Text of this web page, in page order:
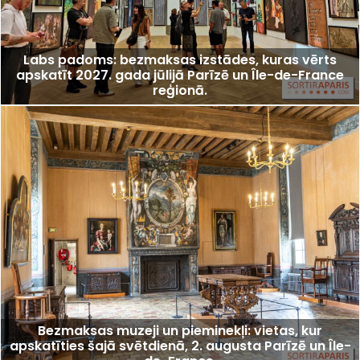
Labs padoms: bezmaksas izstādes, kuras vērts
apskatīt 2027. gada jūlijā Parīzē un Île-de-France
reģionā.
Bezmaksas muzeji un pieminekļi: vietas, kur
apskatīties šajā svētdienā, 2. augusta Parīzē un Île-